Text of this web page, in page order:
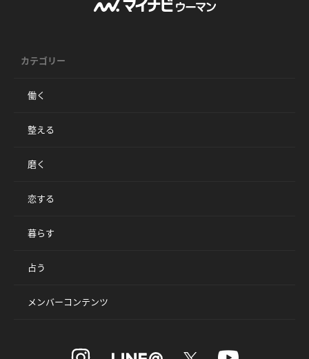
カテゴリー
働く
整える
磨く
恋する
暮らす
占う
メンバーコンテンツ